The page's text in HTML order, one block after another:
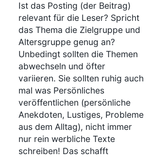
Ist das Posting (der Beitrag)
relevant für die Leser? Spricht
das Thema die Zielgruppe und
Altersgruppe genug an?
Unbedingt sollten die Themen
abwechseln und öfter
variieren. Sie sollten ruhig auch
mal was Persönliches
veröffentlichen (persönliche
Anekdoten, Lustiges, Probleme
aus dem Alltag), nicht immer
nur rein werbliche Texte
schreiben! Das schafft